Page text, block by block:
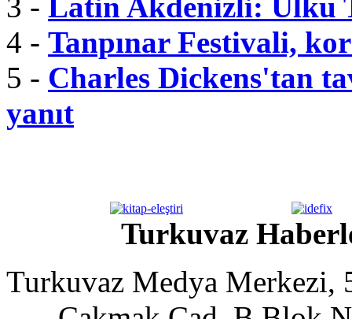
4 - Tanpınar Festivali,
5 - Charles Dickens'tan
yanıt
Turkuvaz
Turkuvaz Medya Merkezi,